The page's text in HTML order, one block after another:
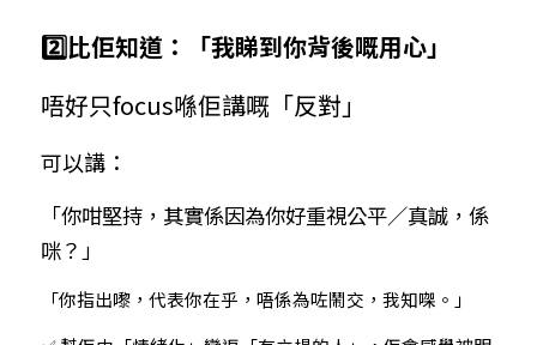
2️⃣比佢知道：「我睇到你背後嘅用心」
唔好只focus喺佢講嘅「反對」
可以講：
「你咁堅持，其實係因為你好重視公平／真誠，係
咪？」
「你指出嚟，代表你在乎，唔係為咗鬧交，我知㗎。」